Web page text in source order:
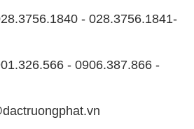
- 028.3756.1841-
- 0906.387.866 -